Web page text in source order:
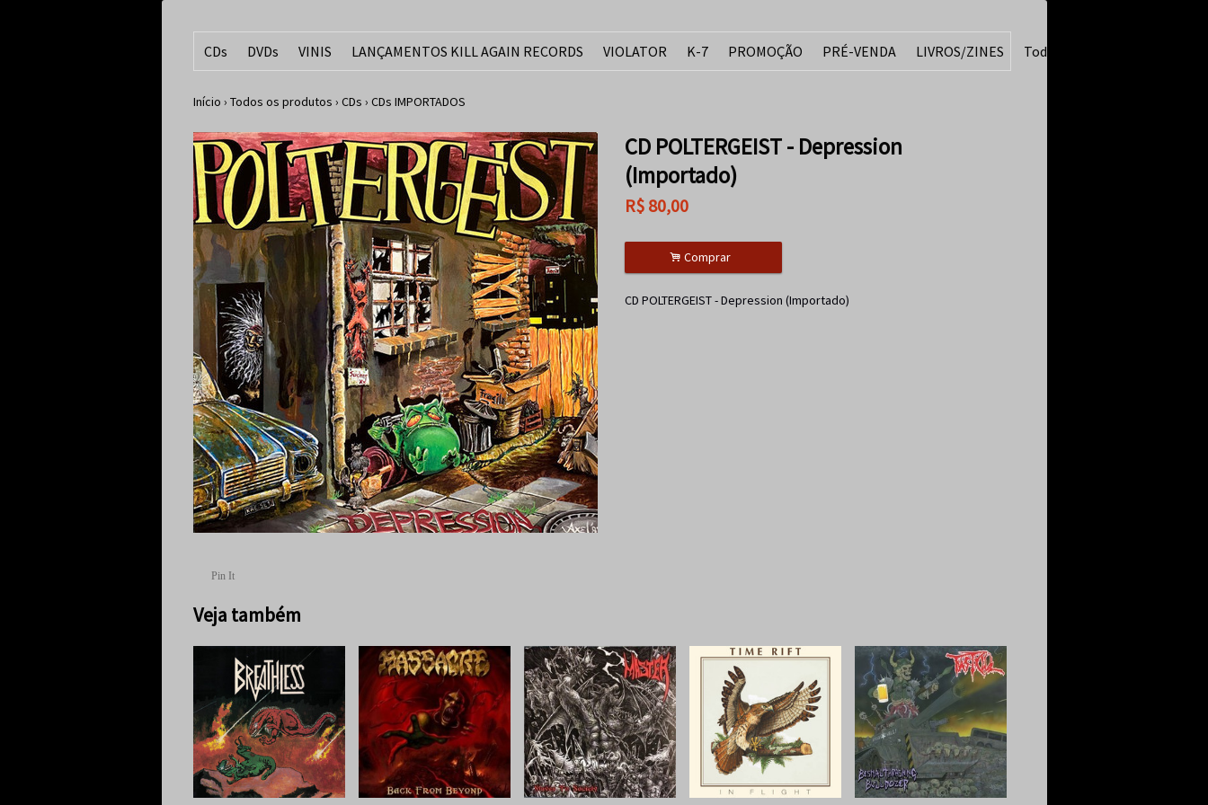
CDs DVDs VINIS LANÇAMENTOS KILL AGAIN RECORDS VIOLATOR K-7 PROMOÇÃO PRÉ-VENDA LIVROS/ZINES Todos
Início › Todos os produtos › CDs › CDs IMPORTADOS
Pin It
CD POLTERGEIST - Depression
(Importado)
R$ 80,00
. Comprar
CD POLTERGEIST - Depression (Importado)
Veja também